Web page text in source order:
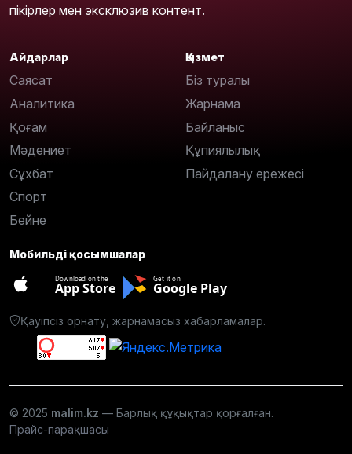
пікірлер мен эксклюзив контент.
Айдарлар
Саясат
Аналитика
Қоғам
Мәдениет
Сұхбат
Спорт
Бейне
Қызмет
Біз туралы
Жарнама
Байланыс
Құпиялылық
Пайдалану ережесі
Мобильді қосымшалар
Download on the
App Store
Get it on
Google Play
Қауіпсіз орнату, жарнамасыз хабарламалар.
© 2025 malim.kz — Барлық құқықтар қорғалған.
Прайс-парақшасы